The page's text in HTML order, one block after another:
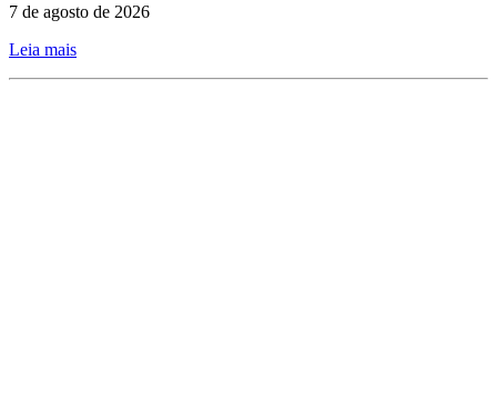
7 de agosto de 2026
Leia mais